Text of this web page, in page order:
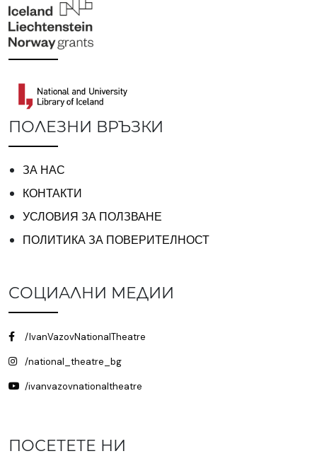
ПОЛЕЗНИ ВРЪЗКИ
ЗА НАС
КОНТАКТИ
УСЛОВИЯ ЗА ПОЛЗВАНЕ
ПОЛИТИКА ЗА ПОВЕРИТЕЛНОСТ
СОЦИАЛНИ МЕДИИ
/IvanVazovNationalTheatre
/national_theatre_bg
/ivanvazovnationaltheatre
ПОСЕТЕТЕ НИ